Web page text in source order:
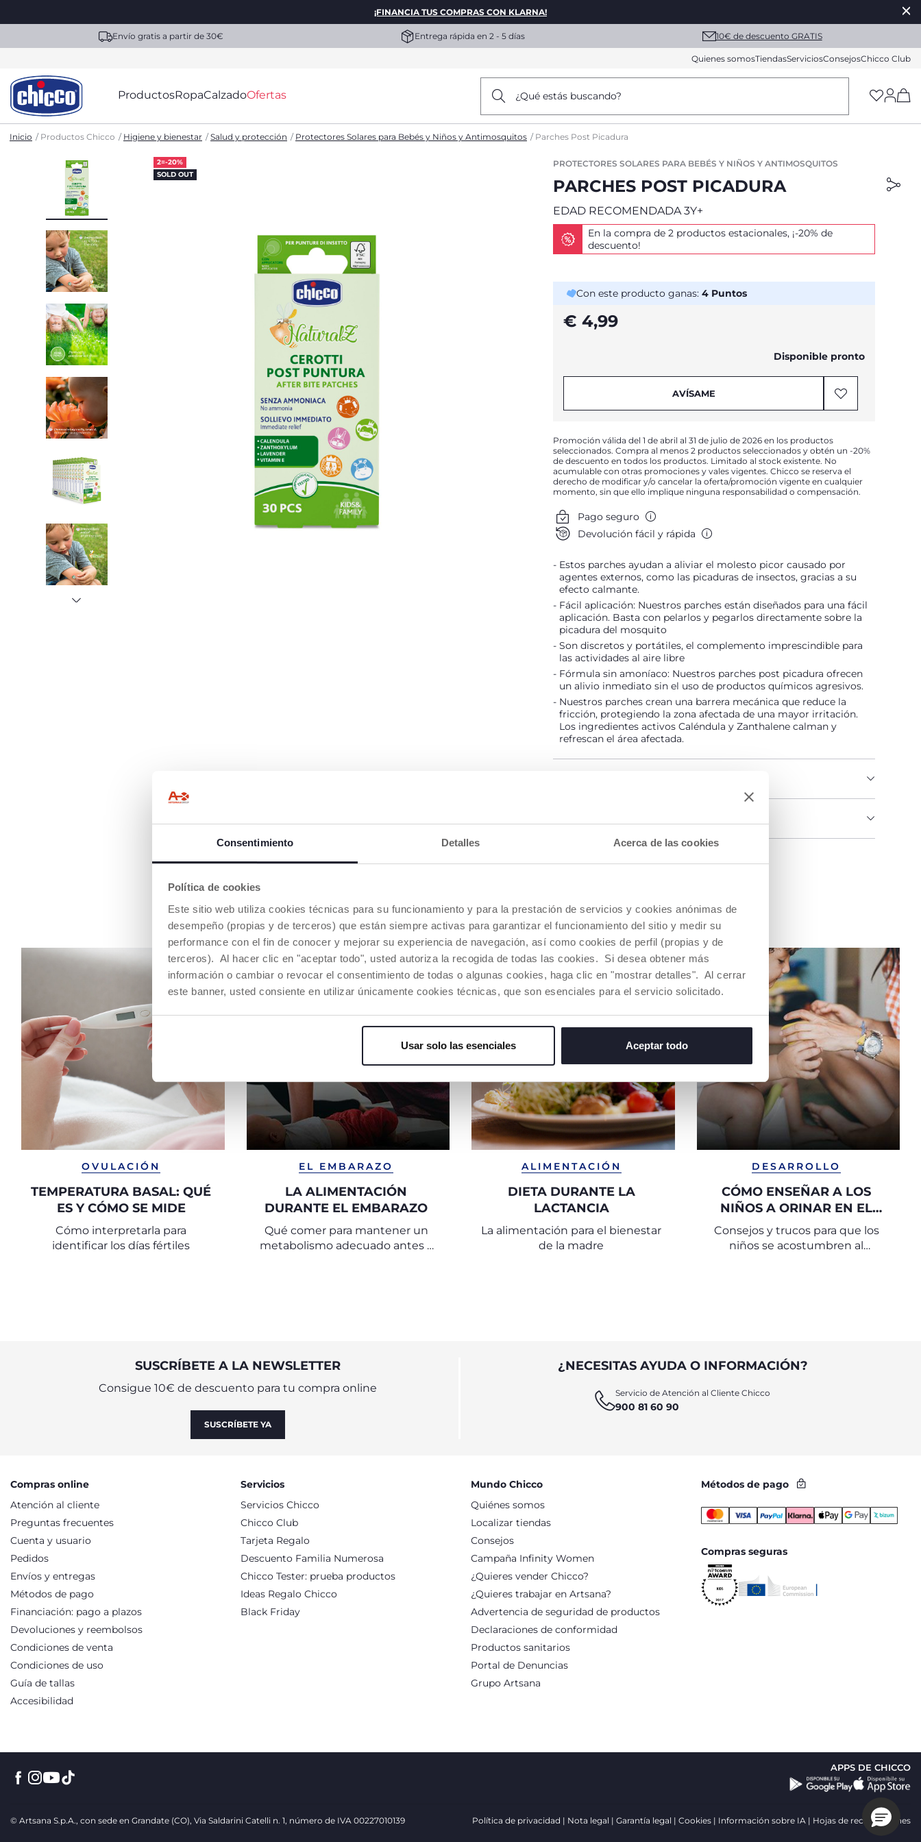
Consentimiento Detalles Acerca de las cookies
Política de cookies
Este sitio web utiliza cookies técnicas para su funcionamiento y para la prestación de servicios y cookies anónimas de
desempeño (propias y de terceros) que están siempre activas para garantizar el funcionamiento del sitio y medir su
performance con el fin de conocer y mejorar su experiencia de navegación, así como cookies de perfil (propias y de
terceros). Al hacer clic en "aceptar todo", usted autoriza la recogida de todas las cookies. Si desea obtener más
información o cambiar o revocar el consentimiento de todas o algunas cookies, haga clic en "mostrar detalles". Al cerrar
este banner, usted consiente en utilizar únicamente cookies técnicas, que son esenciales para el servicio solicitado.
Usar solo las esenciales Aceptar todo
¡FINANCIA TUS COMPRAS CON KLARNA!
Envío gratis a partir de 30€ Entrega rápida en 2 - 5 días 10€ de descuento GRATIS
Quienes somosTiendasServiciosConsejosChicco Club
ProductosRopaCalzadoOfertas ¿Qué estás buscando?
Inicio Productos Chicco Higiene y bienestar Salud y protección Protectores Solares para Bebés y Niños y Antimosquitos Parches Post Picadura
2=-20%
SOLD OUT
PROTECTORES SOLARES PARA BEBÉS Y NIÑOS Y ANTIMOSQUITOS
PARCHES POST PICADURA
EDAD RECOMENDADA 3Y+
En la compra de 2 productos estacionales, ¡-20% de
descuento!
Con este producto ganas: 4 Puntos
€ 4,99
Disponible pronto
AVÍSAME
Promoción válida del 1 de abril al 31 de julio de 2026 en los productos
seleccionados. Compra al menos 2 productos seleccionados y obtén un -20%
de descuento en todos los productos. Limitado al stock existente. No
acumulable con otras promociones y vales vigentes. Chicco se reserva el
derecho de modificar y/o cancelar la oferta/promoción vigente en cualquier
momento, sin que ello implique ninguna responsabilidad o compensación.
Pago seguro
Devolución fácil y rápida
Estos parches ayudan a aliviar el molesto picor causado por
agentes externos, como las picaduras de insectos, gracias a su
efecto calmante.
Fácil aplicación: Nuestros parches están diseñados para una fácil
aplicación. Basta con pelarlos y pegarlos directamente sobre la
picadura del mosquito
Son discretos y portátiles, el complemento imprescindible para
las actividades al aire libre
Fórmula sin amoníaco: Nuestros parches post picadura ofrecen
un alivio inmediato sin el uso de productos químicos agresivos.
Nuestros parches crean una barrera mecánica que reduce la
fricción, protegiendo la zona afectada de una mayor irritación.
Los ingredientes activos Caléndula y Zanthalene calman y
refrescan el área afectada.
Buscar una tienda
NUESTRO CONSEJOS
OVULACIÓN
TEMPERATURA BASAL: QUÉ
ES Y CÓMO SE MIDE
Cómo interpretarla para
identificar los días fértiles
EL EMBARAZO
LA ALIMENTACIÓN
DURANTE EL EMBARAZO
Qué comer para mantener un
metabolismo adecuado antes y
ALIMENTACIÓN
DIETA DURANTE LA
LACTANCIA
La alimentación para el bienestar
de la madre
DESARROLLO
CÓMO ENSEÑAR A LOS
NIÑOS A ORINAR EN EL
ORINAL
Consejos y trucos para que los
niños se acostumbren al
SUSCRÍBETE A LA NEWSLETTER
Consigue 10€ de descuento para tu compra online
SUSCRÍBETE YA
¿NECESITAS AYUDA O INFORMACIÓN?
Servicio de Atención al Cliente Chicco
900 81 60 90
Compras online
Atención al cliente
Preguntas frecuentes
Cuenta y usuario
Pedidos
Envíos y entregas
Métodos de pago
Financiación: pago a plazos
Devoluciones y reembolsos
Condiciones de venta
Condiciones de uso
Guía de tallas
Accesibilidad
Servicios
Servicios Chicco
Chicco Club
Tarjeta Regalo
Descuento Familia Numerosa
Chicco Tester: prueba productos
Ideas Regalo Chicco
Black Friday
Mundo Chicco
Quiénes somos
Localizar tiendas
Consejos
Campaña Infinity Women
¿Quieres vender Chicco?
¿Quieres trabajar en Artsana?
Advertencia de seguridad de productos
Declaraciones de conformidad
Productos sanitarios
Portal de Denuncias
Grupo Artsana
Métodos de pago
Compras seguras
APPS DE CHICCO
© Artsana S.p.A., con sede en Grandate (CO), Via Saldarini Catelli n. 1, número de IVA 00227010139 Política de privacidad Nota legal Garantía legal Cookies Información sobre IA Hojas de reclamaciones